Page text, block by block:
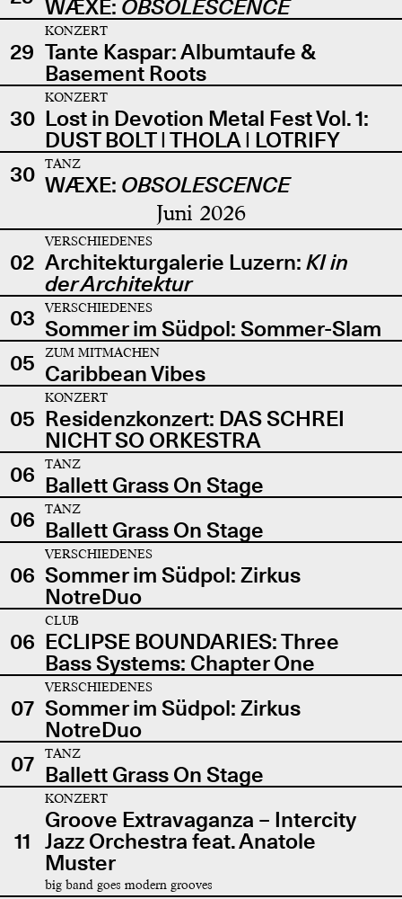
WÆXE: OBSOLESCENCE
29
KONZERT
Tante Kaspar: Albumtaufe &
Basement Roots
30
KONZERT
Lost in Devotion Metal Fest Vol. 1:
DUST BOLT | THOLA | LOTRIFY
30
TANZ
WÆXE: OBSOLESCENCE
Juni 2026
02
VERSCHIEDENES
Architekturgalerie Luzern: KI in
der Architektur
03
VERSCHIEDENES
Sommer im Südpol: Sommer-Slam
05
ZUM MITMACHEN
Caribbean Vibes
05
KONZERT
Residenzkonzert: DAS SCHREI
NICHT SO ORKESTRA
06
TANZ
Ballett Grass On Stage
06
TANZ
Ballett Grass On Stage
06
VERSCHIEDENES
Sommer im Südpol: Zirkus
NotreDuo
06
CLUB
ECLIPSE BOUNDARIES: Three
Bass Systems: Chapter One
07
VERSCHIEDENES
Sommer im Südpol: Zirkus
NotreDuo
07
TANZ
Ballett Grass On Stage
11
KONZERT
Groove Extravaganza – Intercity
Jazz Orchestra feat. Anatole
Muster
big band goes modern grooves